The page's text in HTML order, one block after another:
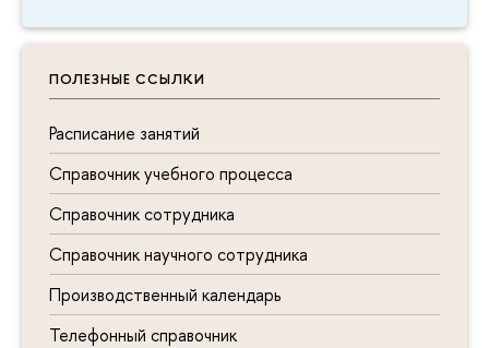
ПОЛЕЗНЫЕ ССЫЛКИ
Расписание занятий
Справочник учебного процесса
Справочник сотрудника
Справочник научного сотрудника
Производственный календарь
Телефонный справочник